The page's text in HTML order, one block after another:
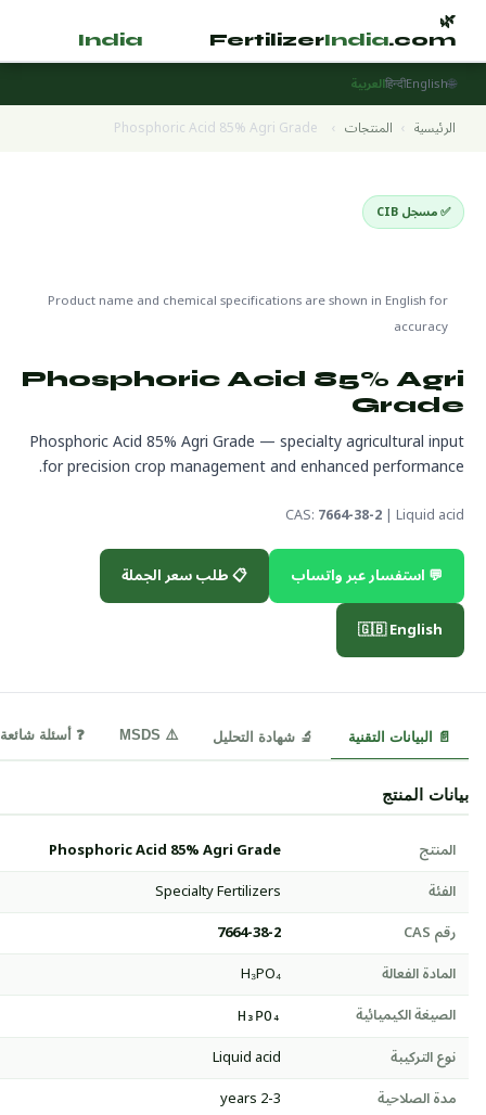
🌿
FertilizerIndia.com
India
🌐
English
हिन्दीالعربية
الرئيسية › المنتجات ›
Phosphoric Acid 85% Agri Grade
✅ مسجل CIB
Product name and chemical specifications are shown in English for
accuracy
Phosphoric Acid 85% Agri
Grade
Phosphoric Acid 85% Agri Grade — specialty agricultural input
for precision crop management and enhanced performance.
CAS:7664-38-2 | Liquid acid
💬 استفسار عبر واتساب
📋 طلب سعر الجملة
🇬🇧 English
📄 البيانات التقنية 🔬 شهادة التحليل ⚠️ MSDS ❓ أسئلة شائعة
بيانات المنتج
المنتج
Phosphoric Acid 85% Agri Grade
الفئة
Specialty Fertilizers
رقم CAS
7664-38-2
المادة الفعالة
H₃PO₄
الصيغة الكيميائية
H₃PO₄
نوع التركيبة
Liquid acid
مدة الصلاحية
2-3 years